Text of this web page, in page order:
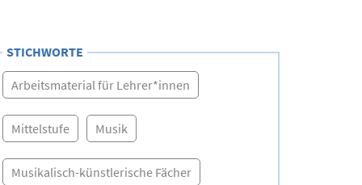
STICHWORTE
Arbeitsmaterial für Lehrer*innen
Mittelstufe Musik
Musikalisch-künstlerische Fächer